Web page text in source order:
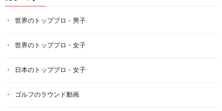
世界のトッププロ・男子
世界のトッププロ・女子
日本のトッププロ・女子
ゴルフのラウンド動画